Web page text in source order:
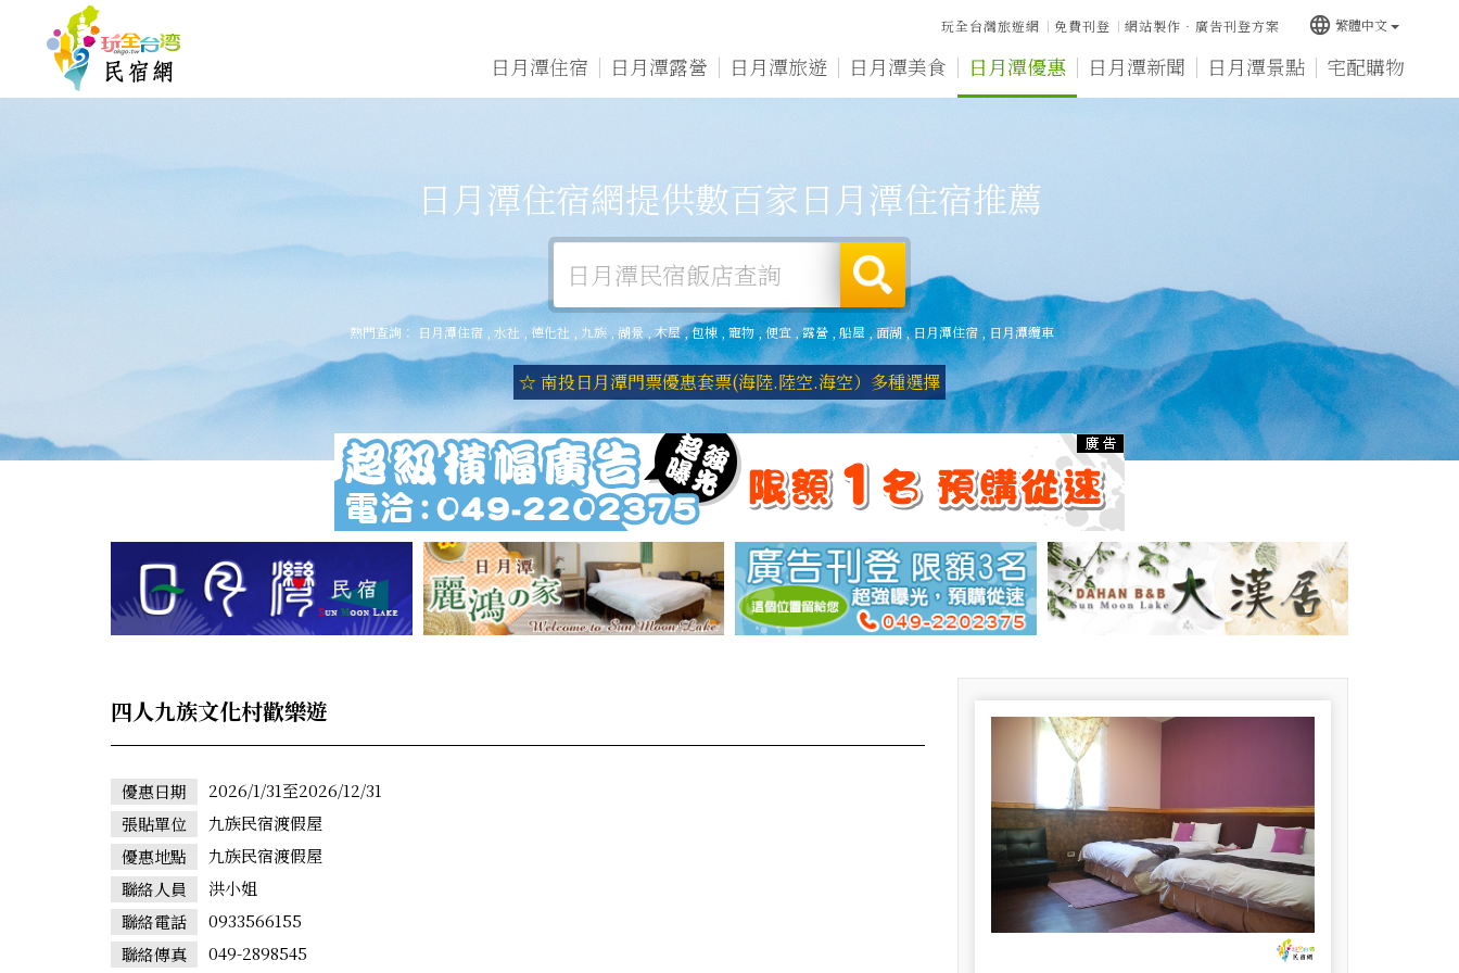
日月潭住宿 日月潭露營 日月潭旅遊 日月潭美食 日月潭優惠 日月潭新聞 日月潭景點 宅配購物
玩全台灣旅遊網 免費刊登 網站製作‧廣告刊登方案 language 繁體中文
日月潭住宿網提供數百家日月潭住宿推薦
熱門查詢： 日月潭住宿 水社 德化社 九族 湖景 木屋,包棟 寵物,便宜 ,露營 船屋 ,面湖, 日月潭住宿 日月潭纜車
☆ 南投日月潭門票優惠套票(海陸.陸空.海空）多種選擇
四人九族文化村歡樂遊
優惠日期
2026/1/31至2026/12/31
張貼單位
九族民宿渡假屋
優惠地點
九族民宿渡假屋
聯絡人員
洪小姐
聯絡電話
0933566155
聯絡傳真
049-2898545